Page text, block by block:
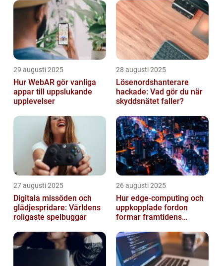
29 augusti 2025
Hur WebAR gör vanliga
appar till uppslukande
upplevelser
28 augusti 2025
Lösenordshanterare
hackade: Vad gör du när
skyddsnätet faller?
27 augusti 2025
Digitala missöden och
glädjespridare: Världens
roligaste spelbuggar
26 augusti 2025
Hur edge‑computing och
uppkopplade fordon
formar framtidens